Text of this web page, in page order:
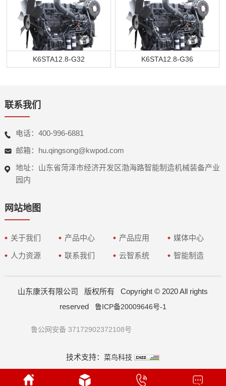
K6STA12.8-G32 K6STA12.8-G36
联系我们
电话：400-996-6881
邮箱：hu.qingsong@kwpod.com
地址：山东省菏泽市经济开发区渤海路智能制造机械装备产业
园内
网站地图
关于我们 产品中心 产品应用 媒体中心
人力资源 联系我们 云智系统 智能制造
山东康沃有限公司 版权所有 Copyright © 2020 All rights
reserved 鲁ICP备20009646号-1
鲁公网安备 37172902372108号
技术支持：菜鸟科技